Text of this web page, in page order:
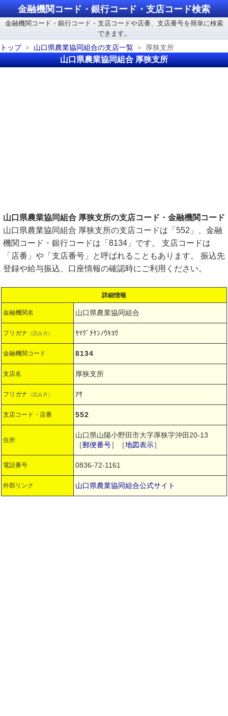
金融機関コード・銀行コード・支店コード検索
金融機関コード・銀行コード・支店コードや店番、支店番号を簡単に検索
できます。
トップ
山口県農業協同組合の支店一覧 厚狭支所
山口県農業協同組合 厚狭支所
山口県農業協同組合 厚狭支所の支店コード・金融機関コード
山口県農業協同組合 厚狭支所の支店コードは「552」、金融
機関コード・銀行コードは「8134」です。 支店コードは
「店番」や「支店番号」と呼ばれることもあります。 振込先
登録や給与振込、口座情報の確認時にご利用ください。
詳細情報
金融機関名 山口県農業協同組合
フリガナ （読み方） ﾔﾏｸﾞﾁｹﾝﾉｳｷﾖｳ
金融機関コード 8134
支店名 厚狭支所
フリガナ （読み方） ｱｻ
支店コード・店番 552
住所
山口県山陽小野田市大字厚狭字沖田20-13
［郵便番号］［地図表示］
電話番号 0836-72-1161
外部リンク 山口県農業協同組合公式サイト